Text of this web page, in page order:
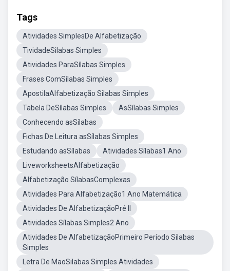
Tags
Atividades SimplesDe Alfabetização
TividadeSilabas Simples
Atividades ParaSílabas Simples
Frases ComSílabas Simples
ApostilaAlfabetização Silabas Simples
Tabela DeSílabas Simples
AsSílabas Simples
Conhecendo asSílabas
Fichas De Leitura asSílabas Simples
Estudando asSílabas
Atividades Sílabas1 Ano
LiveworksheetsAlfabetização
Alfabetização SílabasComplexas
Atividades Para Alfabetização1 Ano Matemática
Atividades De AlfabetizaçãoPré II
Atividades Sílabas Simples2 Ano
Atividades De AlfabetizaçãoPrimeiro Período Silabas
Simples
Letra De MaoSilabas Simples Atividades